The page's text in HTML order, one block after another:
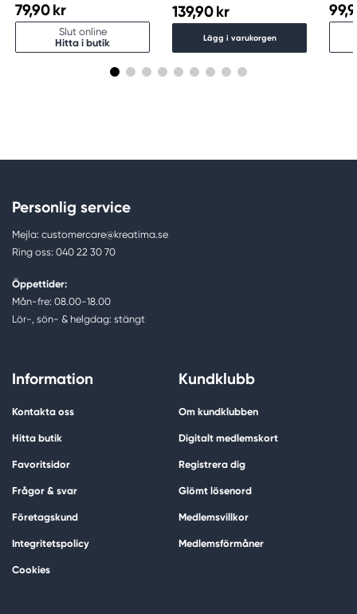
79,90 kr
Slut online
Hitta i butik
139,90 kr
Lägg i varukorgen
Personlig service
Mejla: customercare@kreatima.se
Ring oss: 040 22 30 70
Öppettider:
Mån-fre: 08.00-18.00
Lör-, sön- & helgdag: stängt
Information
Kontakta oss
Hitta butik
Favoritsidor
Frågor & svar
Företagskund
Integritetspolicy
Cookies
Kundklubb
Om kundklubben
Digitalt medlemskort
Registrera dig
Glömt lösenord
Medlemsvillkor
Medlemsförmåner